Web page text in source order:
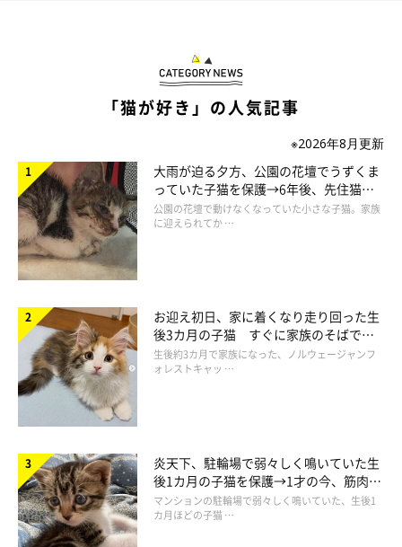
「猫が好き」の人気記事
※2026年8月更新
大雨が迫る夕方、公園の花壇でうずくま
っていた子猫を保護→6年後、先住猫
と“姉妹”のような関係に
公園の花壇で動けなくなっていた小さな子猫。家族
に迎えられてか …
お迎え初日、家に着くなり走り回った生
後3カ月の子猫 すぐに家族のそばで落
ち着く姿に「迎えてよかった」
生後約3カ月で家族になった、ノルウェージャンフ
ォレストキャッ …
炎天下、駐輪場で弱々しく鳴いていた生
後1カ月の子猫を保護→1才の今、筋肉質
でツンデレなコに成長
マンションの駐輪場で弱々しく鳴いていた、生後1
カ月ほどの子猫 …